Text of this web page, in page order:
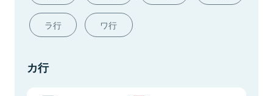
ラ行 ワ行
カ行